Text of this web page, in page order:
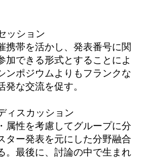
ッション
携帯を活かし、発表番号に関
加できる形式とすることによ
ンポジウムよりもフランクな
発な交流を促す。
ィスカッション
属性を考慮してグループに分
ター発表を元にした分野融合
。最後に、討論の中で生まれ